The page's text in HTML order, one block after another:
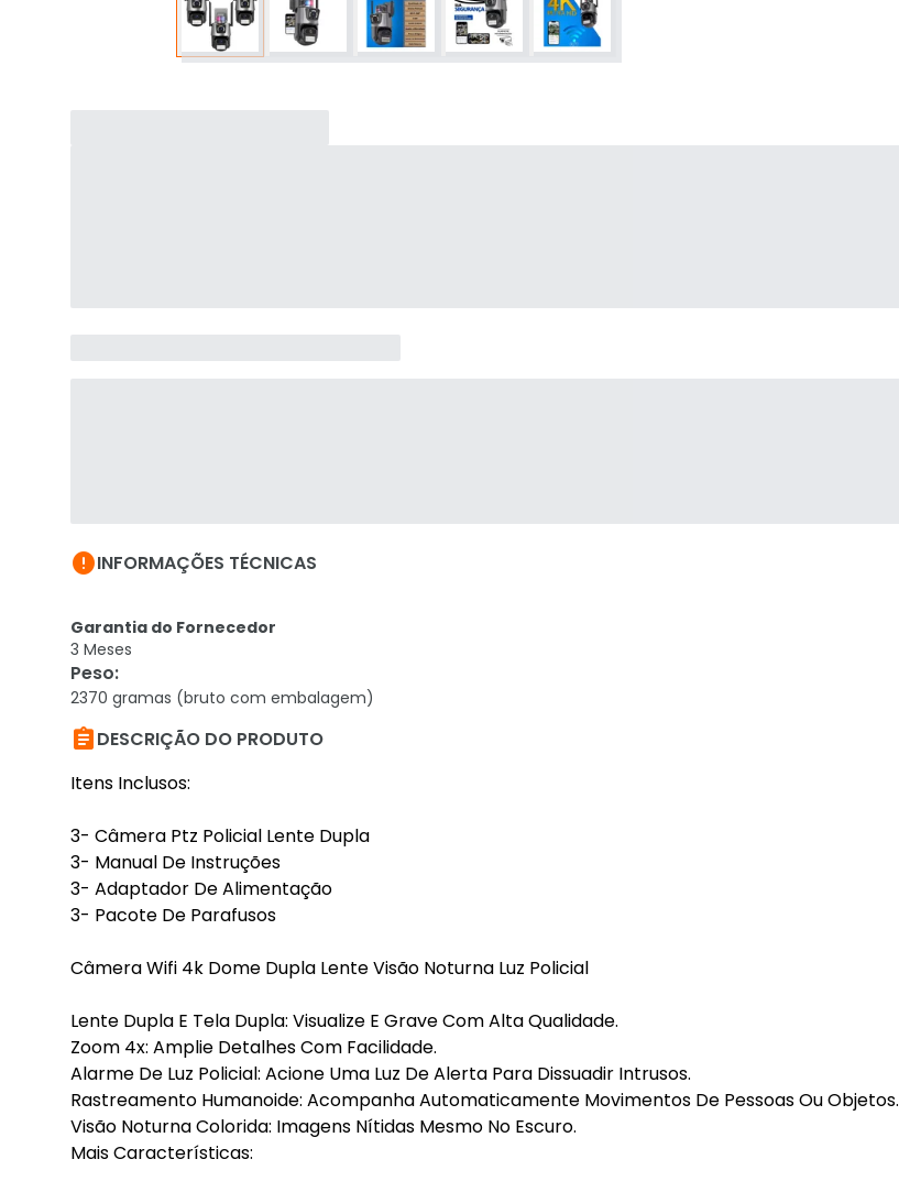
INFORMAÇÕES TÉCNICAS
Garantia do Fornecedor
3 Meses
Peso:
2370 gramas (bruto com embalagem)
DESCRIÇÃO DO PRODUTO
Itens Inclusos:
3- Câmera Ptz Policial Lente Dupla
3- Manual De Instruções
3- Adaptador De Alimentação
3- Pacote De Parafusos
Câmera Wifi 4k Dome Dupla Lente Visão Noturna Luz Policial
Lente Dupla E Tela Dupla: Visualize E Grave Com Alta Qualidade.
Zoom 4x: Amplie Detalhes Com Facilidade.
Alarme De Luz Policial: Acione Uma Luz De Alerta Para Dissuadir Intrusos.
Rastreamento Humanoide: Acompanha Automaticamente Movimentos De Pessoas Ou Objetos.
Visão Noturna Colorida: Imagens Nítidas Mesmo No Escuro.
Mais Características: